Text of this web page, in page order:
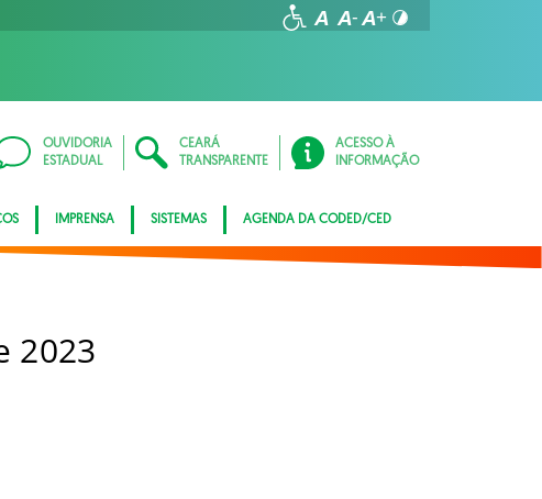
OUVIDORIA
ESTADUAL
CEARÁ
TRANSPARENTE
ACESSO À
INFORMAÇÃO
IMPRENSA SISTEMAS AGENDA DA CODED/CED
2023